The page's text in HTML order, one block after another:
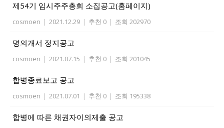
제54기 임시주주총회 소집공고(홈페이지)
cosmoen | 2021.12.29 | 추천 0 | 조회 202970
명의개서 정지공고
cosmoen | 2021.07.15 | 추천 0 | 조회 201045
합병종료보고 공고
cosmoen | 2021.07.01 | 추천 0 | 조회 195338
합병에 따른 채권자이의제출 공고